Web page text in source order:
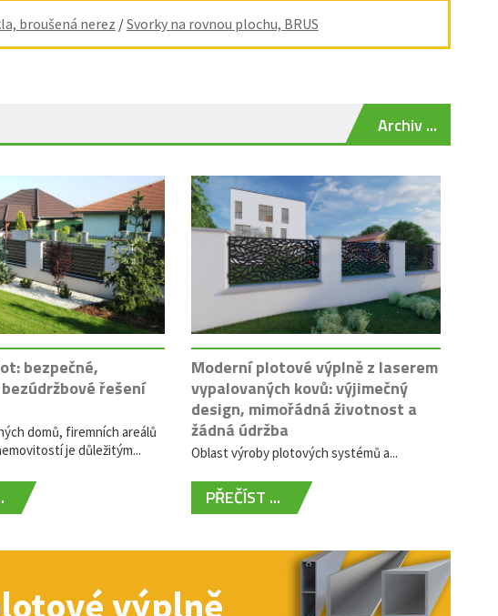
broušená nerez /Svorky na rovnou plochu, BRUS
bezpečné,
řešení
domů, firemních areálů
je důležitým...
Moderní plotové výplně z laserem
vypalovaných kovů: výjimečný
design, mimořádná životnost a
žádná údržba
Oblast výroby plotových systémů a...
PŘEČÍST ...
Archiv ...